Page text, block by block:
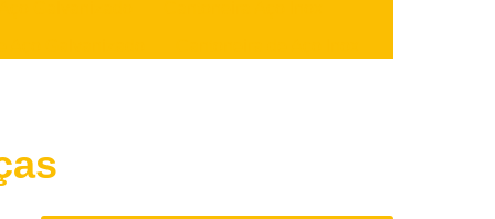
Galvanizado